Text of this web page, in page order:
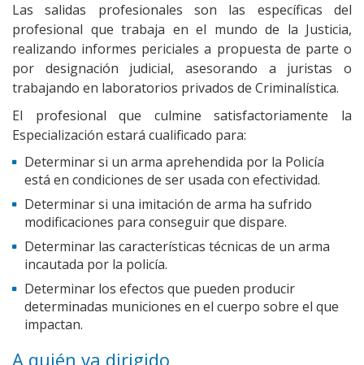
Las salidas profesionales son las específicas del
profesional que trabaja en el mundo de la Justicia,
realizando informes periciales a propuesta de parte o
por designación judicial, asesorando a juristas o
trabajando en laboratorios privados de Criminalística.
El profesional que culmine satisfactoriamente la
Especialización estará cualificado para:
Determinar si un arma aprehendida por la Policía
está en condiciones de ser usada con efectividad.
Determinar si una imitación de arma ha sufrido
modificaciones para conseguir que dispare.
Determinar las características técnicas de un arma
incautada por la policía.
Determinar los efectos que pueden producir
determinadas municiones en el cuerpo sobre el que
impactan.
A quién va dirigido